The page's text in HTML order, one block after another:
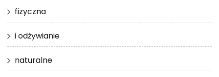
fizyczna
i odżywianie
naturalne